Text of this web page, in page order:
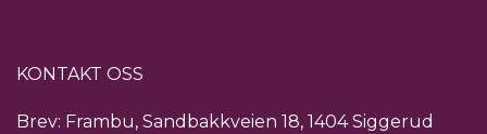
KONTAKT OSS
Brev: Frambu, Sandbakkveien 18, 1404 Siggerud